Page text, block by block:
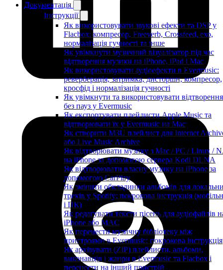
Документація
Інструкції
Як використовувати звукові ефекти та DSP у
Flacbox: компресор, Freeverb, Crossfeed, ехо,
нормалізація гучності та інше
Як увімкнути музичний візуалізатор під час
відтворення музики на iPhone, iPad і Mac
Як використовувати аудіоефекти в Evermusic:
реверберація, затримка, дисторшн, компресор,
кросфід і нормалізація гучності
Як увімкнути та використовувати відтворення
без пауз у Evermusic
Як експортувати плейлисти Apple Music та
відтворювати їх у Evermusic на Mac
Як створити M3U плейлист для Internet
або Live Music Archive
Як відтворювати музику з Mac / PC / Linux /
на iPhone за допомогою сервера Kodi DLNA
Як відтворювати власну музику на iPhone за
допомогою CarPlay
Як змінити обкладинки альбомів для
треків у Spotify: покрокова інструкція
і ПК)
Як редагувати тексти пісень для аудіофайлів
iPhone або MAC
Як перенести музичну бібліотеку між
пристроями в Evermusic: покрокова інструкція
Як архівувати (ZIP) плейлисти, альбоми,
виконавців і жанри в Evermusic та Flacbox і
перенести на інший пристрій